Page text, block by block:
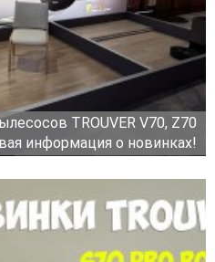
TROUVER V70, Z70
информация о новинках!